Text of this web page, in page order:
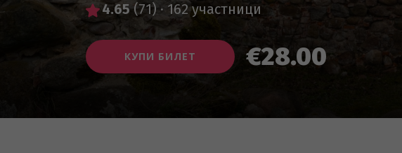
4.65(71) · 162 участници
КУПИ БИЛЕТ €28.00